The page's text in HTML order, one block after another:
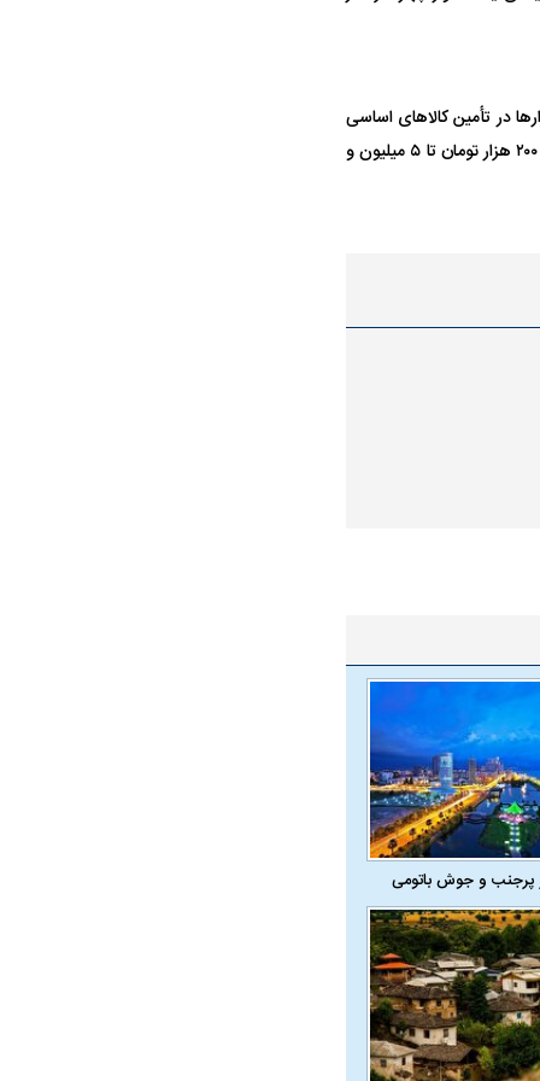
در تأمین کالا‌های اساسی
انجام می‌شود و مجموع دریافتی خانوار‌های ایرانی بسته به دهک درآمدی، در این ماه بین ۵ میلیون و ۲۰۰ هزار تومان تا ۵ میلیون و
و جوش باتومی